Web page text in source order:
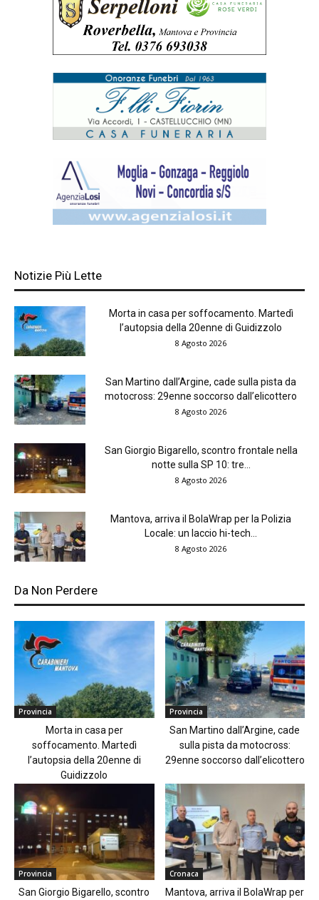
Notizie Più Lette
Morta in casa per soffocamento. Martedì
l’autopsia della 20enne di Guidizzolo
8 Agosto 2026
San Martino dall’Argine, cade sulla pista da
motocross: 29enne soccorso dall’elicottero
8 Agosto 2026
San Giorgio Bigarello, scontro frontale nella
notte sulla SP 10: tre...
8 Agosto 2026
Mantova, arriva il BolaWrap per la Polizia
Locale: un laccio hi-tech...
8 Agosto 2026
Da Non Perdere
Provincia
Morta in casa per
soffocamento. Martedì
l’autopsia della 20enne di
Guidizzolo
Provincia
San Martino dall’Argine, cade
sulla pista da motocross:
29enne soccorso dall’elicottero
Provincia
San Giorgio Bigarello, scontro
Cronaca
Mantova, arriva il BolaWrap per